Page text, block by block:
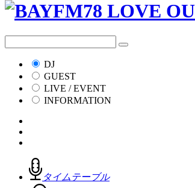
DJ
GUEST
LIVE / EVENT
INFORMATION
タイムテーブル